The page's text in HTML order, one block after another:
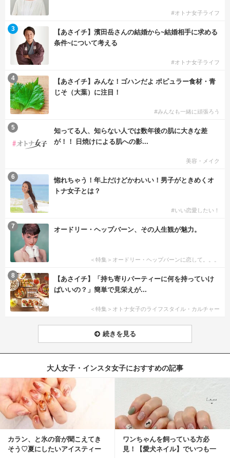
#オトナ女子ライフ
【あさイチ】濱田岳さんの結婚から~結婚相手に求める
条件~について考える
#オトナ女子ライフ
3
【あさイチ】みんな！ゴハンだよ ポピュラー食材・青
じそ（大葉）に注目！
#みんなも一緒に頑張ろう
4
知ってる人、知らない人では数年後の肌に大きな差
が！！ 日焼けによる肌への影...
美容・メイク
5
惚れちゃう！年上だけどかわいい！男子がときめくオ
トナ女子とは？
#いい恋愛したい！
6
オードリー・ヘップバーン、その人生観が魅力。
＜特集＞オードリー・ヘップバーンに恋して。。。
7
【あさイチ】「持ち寄りパーティーに何を持っていけ
ばいいの？」簡単で見栄えが...
＜特集＞オトナ女子のライフスタイル・カルチャー
8
続きを見る
大人女子・インスタ女子におすすめの記事
カラン、と氷の音が聞こえてき
そう♡夏にしたいアイスティー
ワンちゃんを飼っている方必
見！【愛犬ネイル】でいつも一